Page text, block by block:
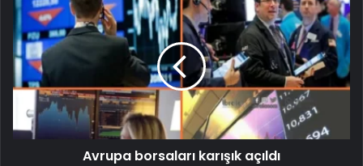
Avrupa borsaları karışık açıldı